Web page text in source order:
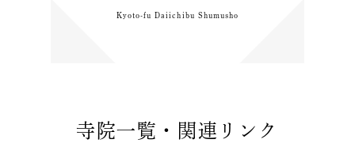
Kyoto-fu Daiichibu Shumusho
寺院一覧・関連リンク